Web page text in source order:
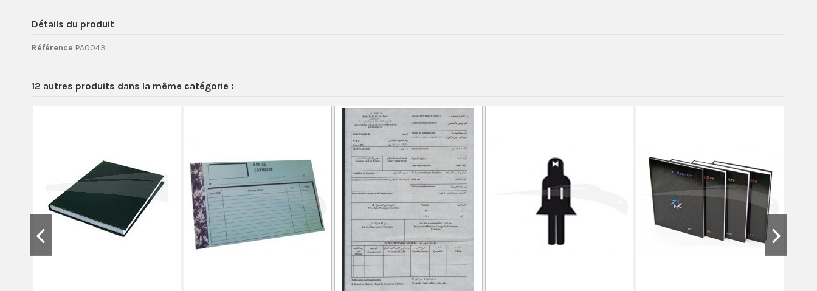
Détails du produit
Référence PA0043
12 autres produits dans la même catégorie :